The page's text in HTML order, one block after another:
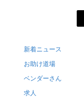
新着ニュース
お助け道場
ベンダーさん
求人